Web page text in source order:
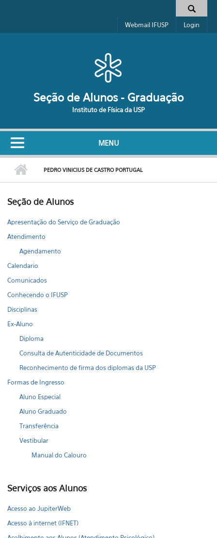
Formulário de busca
Webmail IFUSP Login
Seção de Alunos - Graduação
Instituto de Física da USP
MENU
PEDRO VINICIUS DE CASTRO PORTUGAL
Seção de Alunos
Apresentação do Serviço de Graduação
Atendimento
Agendamento
Calendario
Comunicados
Conhecendo o IFUSP
Disciplinas
Ex-Aluno
Diploma
Consulta de Autenticidade de Documentos
Reconhecimento de firma dos diplomas da USP
Formas de Ingresso
Aluno Especial
Aluno Graduado
Transferência
Vestibular
Manual do Calouro
Serviços aos Alunos
Acesso ao JupiterWeb
Acesso à internet (IFNET)